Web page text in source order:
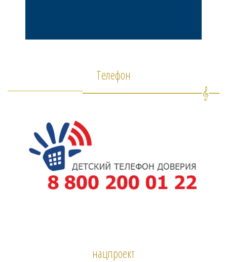
Телефон
нацпроект